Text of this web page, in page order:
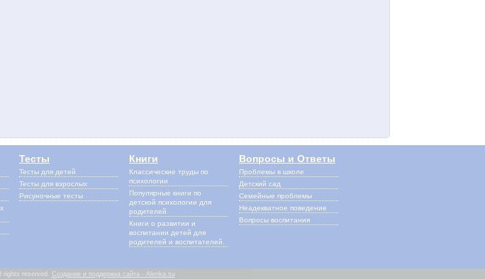
Тесты
Тесты для детей
Тесты для взрослых
Рисуночные тесты
Книги
Классические труды по
психологии
Популярные книги по
детской психологии для
родителей
Книги о развитии и
воспитании детей для
родителей и воспитателей.
Вопросы и Ответы
Проблемы в школе
Детский сад
Семейные проблемы
Неадекватное поведение
Вопросы воспитания
rights reserved. Создание и поддержка сайта - Alenka.su